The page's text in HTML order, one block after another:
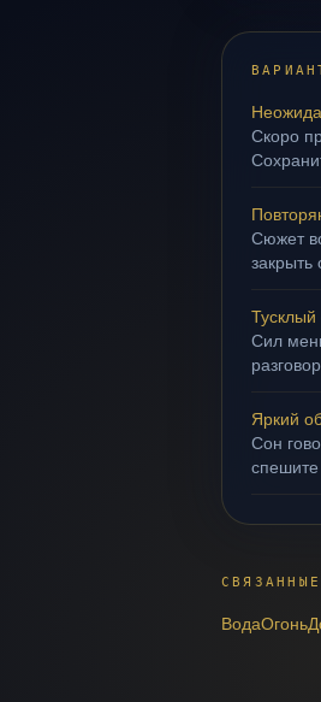
Скоро
Сюжет
закрыть
Тусклый
Сил
Яркий
Сон
ВодаОгонь